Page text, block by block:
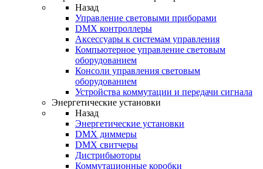
Назад
Управление световыми приборами
DMX контроллеры
Аксессуары к системам управления
Компьютерное управление световым
оборудованием
Консоли управления световым
оборудованием
Устройства коммутации и передачи сигнала
Энергетические установки
Назад
Энергетические установки
DMX диммеры
DMX свитчеры
Дистрибьюторы
Коммутационные коробки